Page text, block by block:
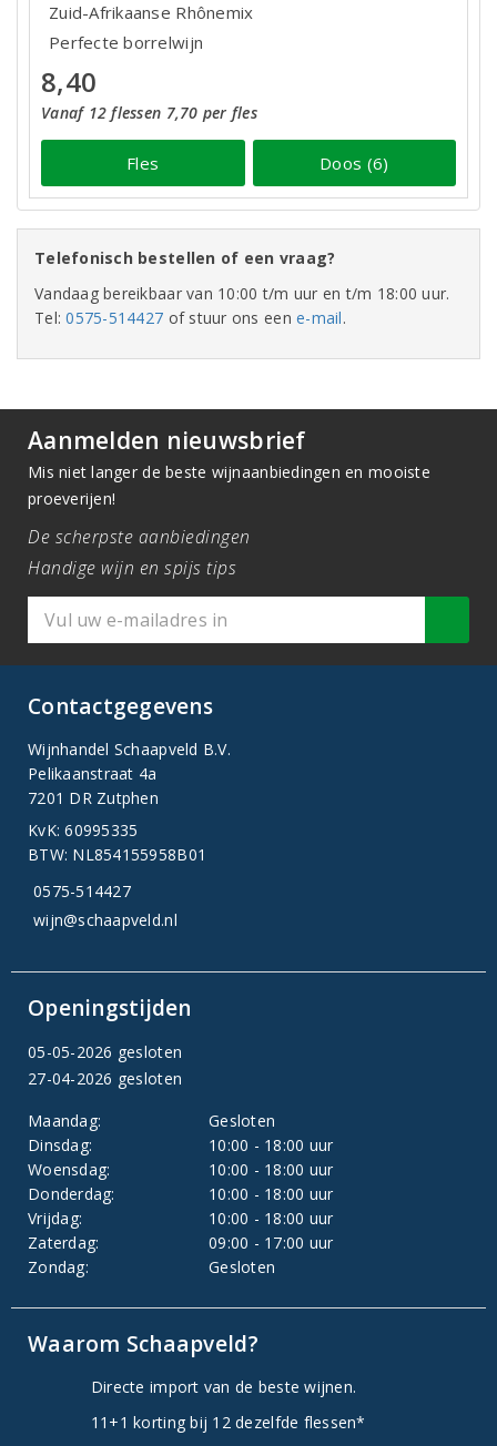
Zuid-Afrikaanse Rhônemix
Perfecte borrelwijn
8,40
Vanaf 12 flessen 7,70 per fles
Fles Doos (6)
Telefonisch bestellen of een vraag?
Vandaag bereikbaar van 10:00 t/m uur en t/m 18:00 uur.
Tel:0575-514427 of stuur ons eene-mail.
Aanmelden nieuwsbrief
Mis niet langer de beste wijnaanbiedingen en mooiste
proeverijen!
De scherpste aanbiedingen
Handige wijn en spijs tips
Contactgegevens
Wijnhandel Schaapveld B.V.
Pelikaanstraat 4a
7201 DR Zutphen
KvK: 60995335
BTW: NL854155958B01
0575-514427
wijn@schaapveld.nl
Openingstijden
05-05-2026 gesloten
27-04-2026 gesloten
Maandag:
Gesloten
Dinsdag:
10:00 - 18:00 uur
Woensdag:
10:00 - 18:00 uur
Donderdag:
10:00 - 18:00 uur
Vrijdag:
10:00 - 18:00 uur
Zaterdag:
09:00 - 17:00 uur
Zondag:
Gesloten
Waarom Schaapveld?
Directe import van de beste wijnen.
11+1 korting bij 12 dezelfde flessen*